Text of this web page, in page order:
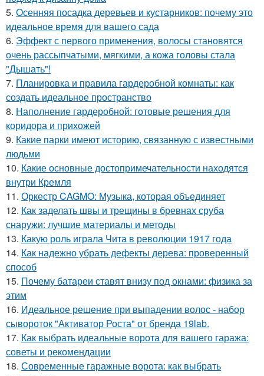
5. Осенняя посадка деревьев и кустарников: почему это
идеальное время для вашего сада
6. Эффект с первого применения, волосы становятся
очень рассыпчатыми, мягкими, а кожа головы стала
"Дышать"!
7. Планировка и правила гардеробной комнаты: как
создать идеальное пространство
8. Наполнение гардеробной: готовые решения для
коридора и прихожей
9. Какие парки имеют историю, связанную с известными
людьми
10. Какие основные достопримечательности находятся
внутри Кремля
11. Оркестр CAGMO: Музыка, которая объединяет
12. Как заделать швы и трещины в бревнах сруба
снаружи: лучшие материалы и методы
13. Какую роль играла Чита в революции 1917 года
14. Как надежно убрать дефекты дерева: проверенный
способ
15. Почему батареи ставят внизу под окнами: физика за
этим
16. Идеальное решение при выпадении волос - набор
сывороток "Активатор Роста" от бренда 19lab.
17. Как выбрать идеальные ворота для вашего гаража:
советы и рекомендации
18. Современные гаражные ворота: как выбрать